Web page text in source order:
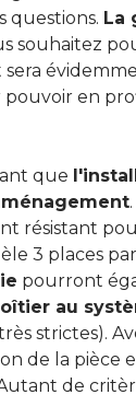
questions. La
souhaitez
en
que
résistant
3 places
pourront
au
strictes).
de la
de